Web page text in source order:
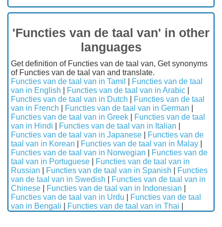
'Functies van de taal van' in other
languages
Get definition of Functies van de taal van, Get synonyms
of Functies van de taal van and translate.
Functies van de taal van in Tamil
Functies van de taal
van in English
Functies van de taal van in Arabic
Functies van de taal van in Dutch
Functies van de taal
van in French
Functies van de taal van in German
Functies van de taal van in Greek
Functies van de taal
van in Hindi
Functies van de taal van in Italian
Functies van de taal van in Japanese
Functies van de
taal van in Korean
Functies van de taal van in Malay
Functies van de taal van in Norwegian
Functies van de
taal van in Portuguese
Functies van de taal van in
Russian
Functies van de taal van in Spanish
Functies
van de taal van in Swedish
Functies van de taal van in
Chinese
Functies van de taal van in Indonesian
Functies van de taal van in Urdu
Functies van de taal
van in Bengali
Functies van de taal van in Thai